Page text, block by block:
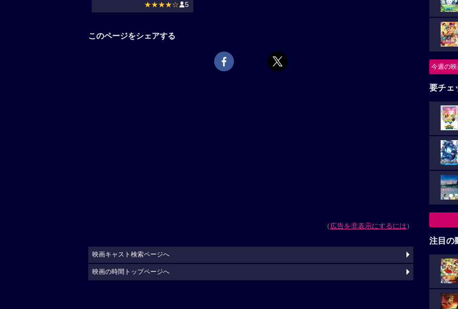
★★★★☆ 5
このページをシェアする
（広告を非表示にするには）
今週の
要チェ
注目の
映画キャスト検索ページへ
映画の時間トップページへ